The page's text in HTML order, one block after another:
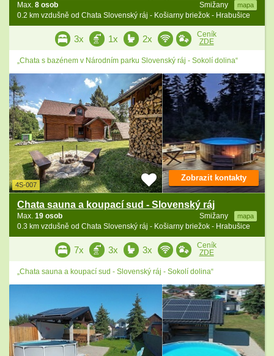
Smižany mapa
Max. 8 osob
0.2 km vzdušně od Chata Slovenský ráj - Košiarny briežok - Hrabušice
3x 1x 2x
Ceník
ZDE
„Chata s bazénem v Národním parku Slovenský ráj - Sokolí dolina“
4S-007
Chata sauna a koupací sud - Slovenský ráj
Smižany mapa
Max. 19 osob
0.3 km vzdušně od Chata Slovenský ráj - Košiarny briežok - Hrabušice
Zobrazit kontakty
7x 3x 3x
Ceník
ZDE
„Chata sauna a koupací sud - Slovenský ráj - Sokolí dolina“